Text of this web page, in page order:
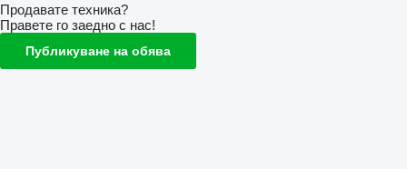
Продавате техника?
Правете го заедно с нас!
Публикуване на обява